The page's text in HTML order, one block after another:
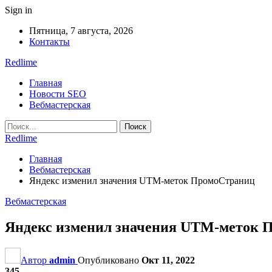
Sign in
Пятница, 7 августа, 2026
Контакты
Redlime
Главная
Новости SEO
Вебмастерская
Redlime
Главная
Вебмастерская
Яндекс изменил значения UTM-меток ПромоСтраниц
Вебмастерская
Яндекс изменил значения UTM-меток
Автор admin Опубликовано Окт 11, 2022